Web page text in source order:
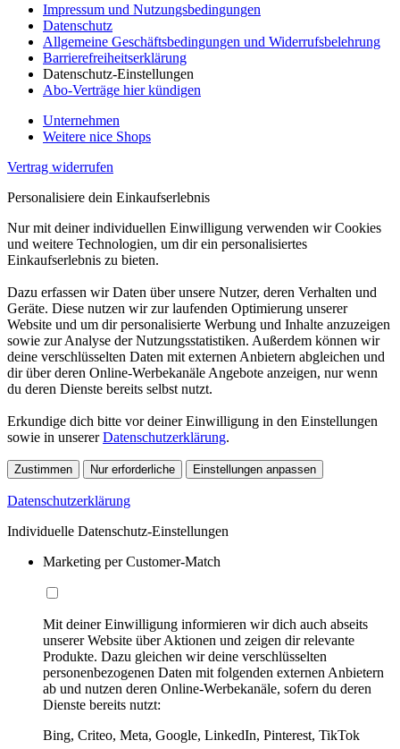
Impressum und Nutzungsbedingungen
Datenschutz
Allgemeine Geschäftsbedingungen und Widerrufsbelehrung
Barrierefreiheitserklärung
Datenschutz-Einstellungen
Abo-Verträge hier kündigen
Unternehmen
Weitere nice Shops
Vertrag widerrufen
Personalisiere dein Einkaufserlebnis
Nur mit deiner individuellen Einwilligung verwenden wir Cookies
und weitere Technologien, um dir ein personalisiertes
Einkaufserlebnis zu bieten.
Dazu erfassen wir Daten über unsere Nutzer, deren Verhalten und
Geräte. Diese nutzen wir zur laufenden Optimierung unserer
Website und um dir personalisierte Werbung und Inhalte anzuzeigen
sowie zur Analyse der Nutzungsstatistiken. Außerdem können wir
deine verschlüsselten Daten mit externen Anbietern abgleichen und
dir über deren Online-Werbekanäle Angebote anzeigen, nur wenn
du deren Dienste bereits selbst nutzt.
Erkundige dich bitte vor deiner Einwilligung in den Einstellungen
sowie in unsererDatenschutzerklärung.
Zustimmen Nur erforderliche Einstellungen anpassen
Datenschutzerklärung
Individuelle Datenschutz-Einstellungen
Marketing per Customer-Match
Mit deiner Einwilligung informieren wir dich auch abseits
unserer Website über Aktionen und zeigen dir relevante
Produkte. Dazu gleichen wir deine verschlüsselten
personenbezogenen Daten mit folgenden externen Anbietern
ab und nutzen deren Online-Werbekanäle, sofern du deren
Dienste bereits nutzt:
Bing, Criteo, Meta, Google, LinkedIn, Pinterest, TikTok